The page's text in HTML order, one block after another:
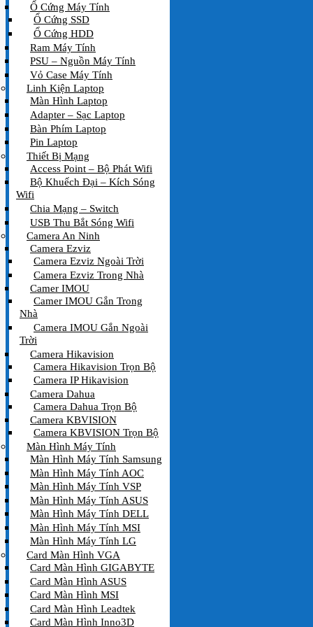
Ổ Cứng Máy Tính
Ổ Cứng SSD
Ổ Cứng HDD
Ram Máy Tính
PSU – Nguồn Máy Tính
Vỏ Case Máy Tính
Linh Kiện Laptop
Màn Hình Laptop
Adapter – Sạc Laptop
Bàn Phím Laptop
Pin Laptop
Thiết Bị Mạng
Access Point – Bộ Phát Wifi
Bộ Khuếch Đại – Kích Sóng
Wifi
Chia Mạng – Switch
USB Thu Bắt Sóng Wifi
Camera An Ninh
Camera Ezviz
Camera Ezviz Ngoài Trời
Camera Ezviz Trong Nhà
Camer IMOU
Camer IMOU Gắn Trong
Nhà
Camera IMOU Gắn Ngoài
Trời
Camera Hikavision
Camera Hikavision Trọn Bộ
Camera IP Hikavision
Camera Dahua
Camera Dahua Trọn Bộ
Camera KBVISION
Camera KBVISION Trọn Bộ
Màn Hình Máy Tính
Màn Hình Máy Tính Samsung
Màn Hình Máy Tính AOC
Màn Hình Máy Tính VSP
Màn Hình Máy Tính ASUS
Màn Hình Máy Tính DELL
Màn Hình Máy Tính MSI
Màn Hình Máy Tính LG
Card Màn Hình VGA
Card Màn Hình GIGABYTE
Card Màn Hình ASUS
Card Màn Hình MSI
Card Màn Hình Leadtek
Card Màn Hình Inno3D